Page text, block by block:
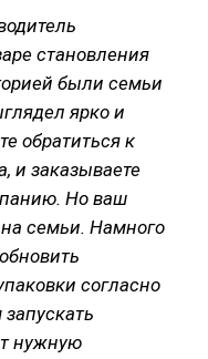
становления
были семьи
ярко и
обратиться к
и заказываете
Но ваш
семьи. Намного
согласно
нужную